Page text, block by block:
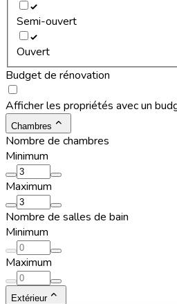
Semi-ouvert
Ouvert
Budget de rénovation
Afficher les propriétés avec un
Chambres
Nombre de chambres
Minimum
Maximum
Nombre de salles de bain
Minimum
Maximum
Extérieur